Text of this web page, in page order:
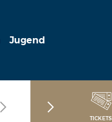
Jugend
TICKETS